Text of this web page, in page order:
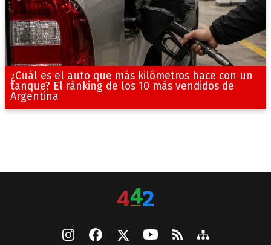
¿Cuál es el auto que más kilómetros hace con un
tanque? El ránking de los 10 más vendidos de
Argentina